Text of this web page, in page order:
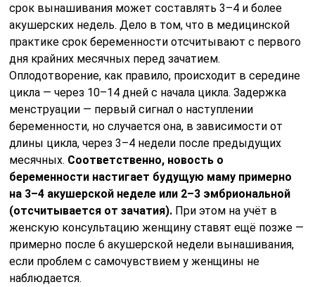
срок вынашивания может составлять 3–4 и более
акушерских недель. Дело в том, что в медицинской
практике срок беременности отсчитывают с первого
дня крайних месячных перед зачатием.
Оплодотворение, как правило, происходит в середине
цикла — через 10–14 дней с начала цикла. Задержка
менструации — первый сигнал о наступлении
беременности, но случается она, в зависимости от
длины цикла, через 3–4 недели после предыдущих
месячных. Соответственно, новость о
беременности настигает будущую маму примерно
на 3–4 акушерской неделе или 2–3 эмбриональной
(отсчитывается от зачатия). При этом на учёт в
женскую консультацию женщину ставят ещё позже —
примерно после 6 акушерской недели вынашивания,
если проблем с самочувствием у женщины не
наблюдается.